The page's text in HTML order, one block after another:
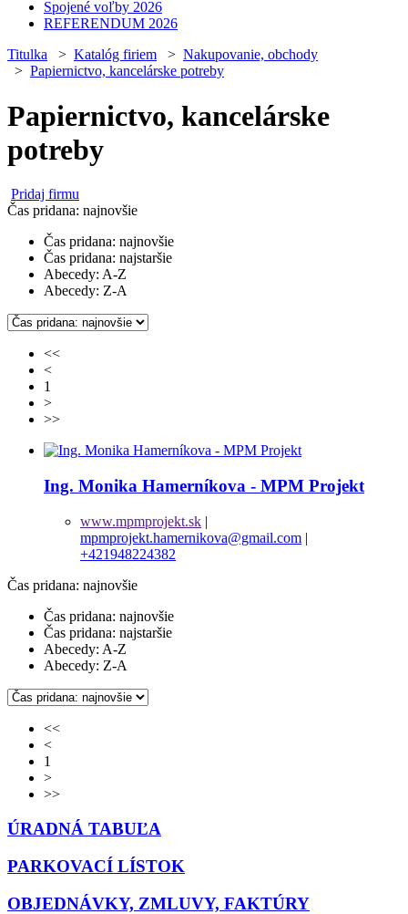
Spojené voľby 2026
REFERENDUM 2026
Titulka > Katalóg firiem > Nakupovanie, obchody
> Papiernictvo, kancelárske potreby
Papiernictvo, kancelárske
potreby
Pridaj firmu
Čas pridana: najnovšie
Čas pridana: najnovšie
Čas pridana: najstaršie
Abecedy: A-Z
Abecedy: Z-A
<<
<
1
>
>>
Ing. Monika Hamerníkova - MPM Projekt
www.mpmprojekt.sk |
mpmprojekt.hamernikova@gmail.com |
+421948224382
Čas pridana: najnovšie
Čas pridana: najnovšie
Čas pridana: najstaršie
Abecedy: A-Z
Abecedy: Z-A
<<
<
1
>
>>
ÚRADNÁ TABUĽA
PARKOVACÍ LÍSTOK
OBJEDNÁVKY, ZMLUVY, FAKTÚRY